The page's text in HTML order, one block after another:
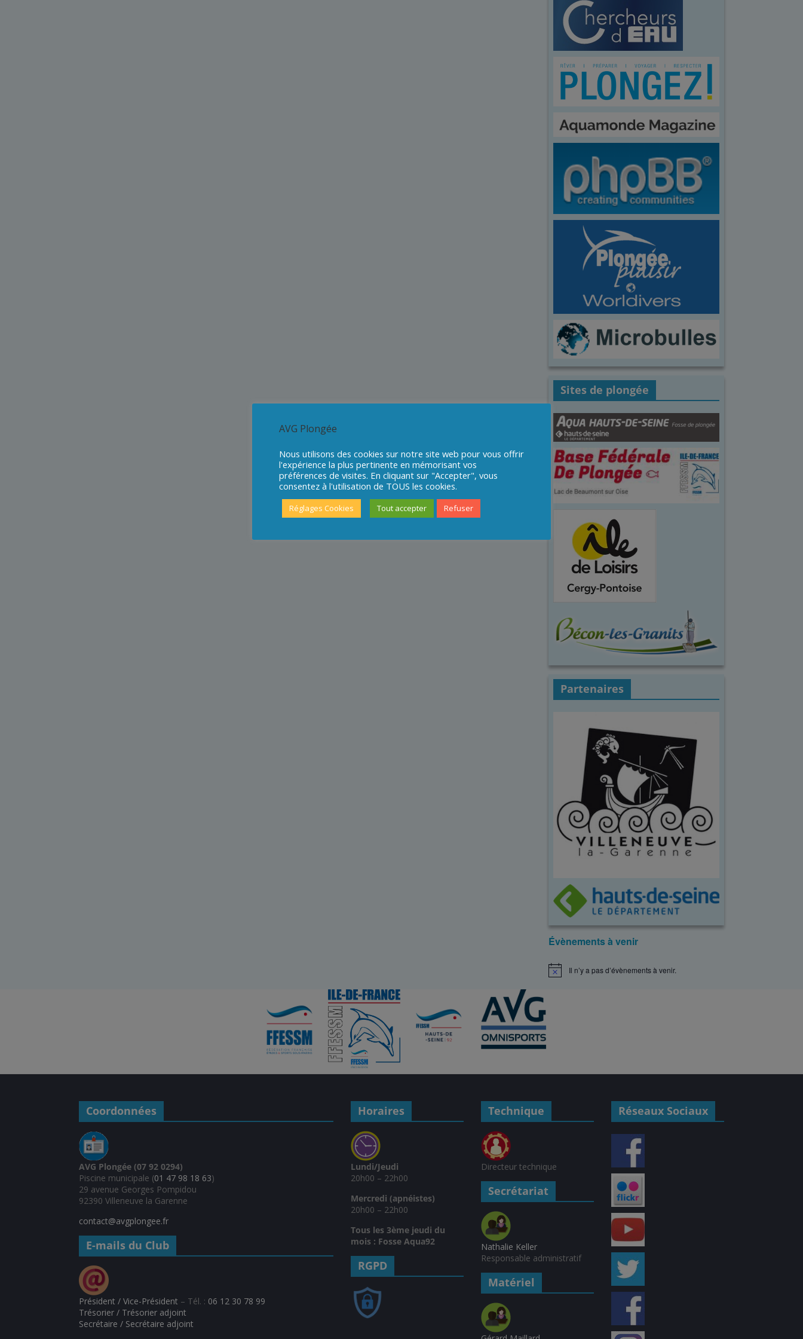
Sites de plongée
Partenaires
Évènements à venir
N
Il n’y a pas d’évènements à venir.
Coordonnées
AVG Plongée (07 92 0294)
Piscine municipale (01 47 98 18 63)
29 avenue Georges Pompidou
92390 Villeneuve la Garenne
contact@avgplongee.fr
E-mails du Club
Président / Vice-Président – Tél. : 06 12 30 78 99
Trésorier / Trésorier adjoint
Secrétaire / Secrétaire adjoint
Horaires
Lundi/Jeudi
20h00 – 22h00
Mercredi (apnéistes)
20h00 – 22h00
Tous les 3ème jeudi du
mois : Fosse Aqua92
RGPD
Technique
Directeur technique
Secrétariat
Nathalie Keller
Responsable administratif
Matériel
Réseaux Sociaux
AVG Plongée
Nous utilisons des cookies sur notre site web pour vous offrir
l'expérience la plus pertinente en mémorisant vos
préférences de visites. En cliquant sur "Accepter", vous
consentez à l'utilisation de TOUS les cookies.
Réglages Cookies Tout accepter Refuser